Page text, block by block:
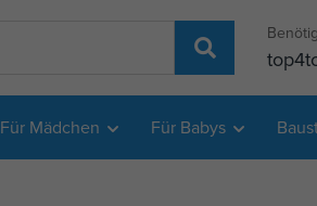
Für Mädchen Für Babys